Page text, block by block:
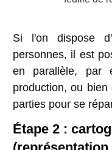
Si l'on dispose
personnes, il est
en parallèle, par
production, ou
parties pour se
Étape 2 :